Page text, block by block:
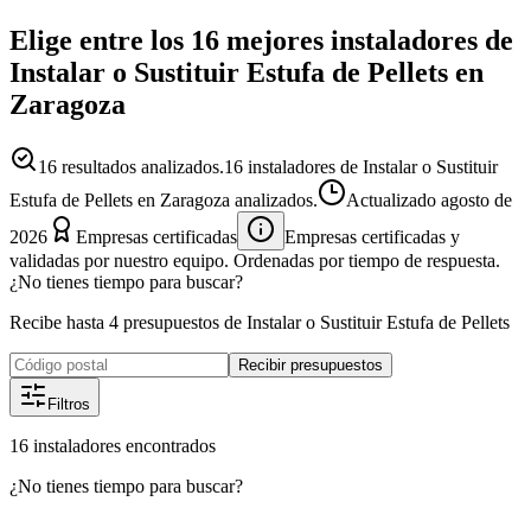
Elige entre los 16 mejores instaladores de
Instalar o Sustituir Estufa de Pellets en
Zaragoza
16 resultados analizados.16 instaladores de Instalar o Sustituir
Estufa de Pellets en Zaragoza analizados.
Actualizado agosto de
2026
Empresas certificadas
Empresas certificadas y
validadas por nuestro equipo. Ordenadas por tiempo de respuesta.
¿No tienes tiempo para buscar?
Recibe hasta 4 presupuestos de Instalar o Sustituir Estufa de Pellets
Recibir presupuestos
Filtros
16 instaladores encontrados
¿No tienes tiempo para buscar?